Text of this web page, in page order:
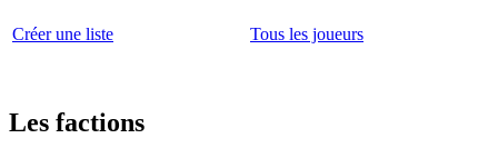
Créer une liste Tous les joueurs
Les factions